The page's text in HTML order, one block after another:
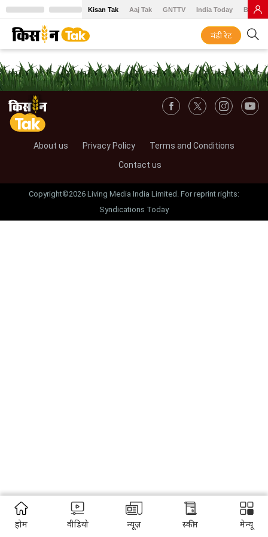
Kisan Tak Aaj Tak GNTTV India Today BT
मंडी रेट
About us Privacy Policy
Terms and Conditions
Contact us
Copyright©2026 Living Media India Limited. For reprint rights:
Syndications Today
होम वीडियो न्यूज़ स्कीम मेन्यू